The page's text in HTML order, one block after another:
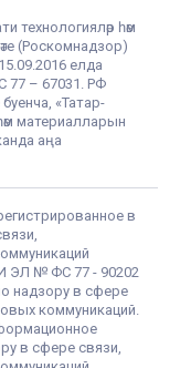
технологияләр һәм
(Роскомнадзор)
елда
77 – 67031. РФ
«Татар-
материалларын
аңа
в
ЭЛ № ФС 77 - 90202
надзору в сфере
коммуникаций.
в сфере связи,